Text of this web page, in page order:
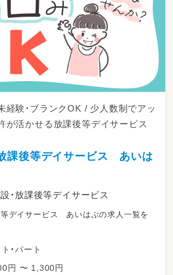
経験・ブランクOK / 少人数制でアッ
が活かせる放課後等デイサービス
課後等デイサービス あいは
・放課後等デイサービス
等デイサービス あいはぶの求人一覧を
・パート
円 〜 1,300円